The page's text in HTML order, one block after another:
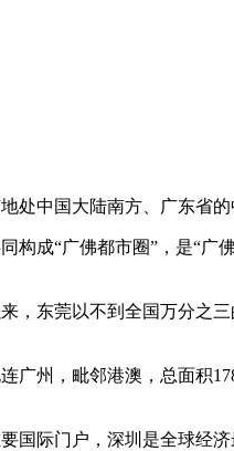
中国大陆南方、广东省
成“广佛都市圈”，是“
，东莞以不到全国万分之
州，毗邻港澳，总面积
国际门户，深圳是全球经